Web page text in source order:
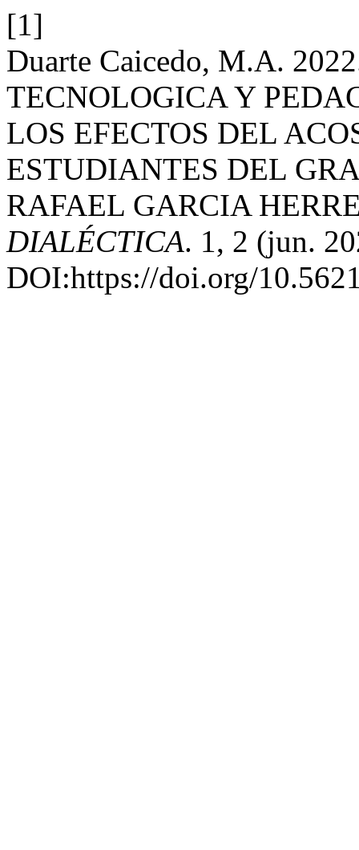
[1]
Duarte Caicedo, M.A.
TECNOLOGICA Y
LOS EFECTOS DEL
ESTUDIANTES DEL
RAFAEL GARCIA
DIALÉCTICA. 1, 2 (jun.
DOI:https://doi.org/